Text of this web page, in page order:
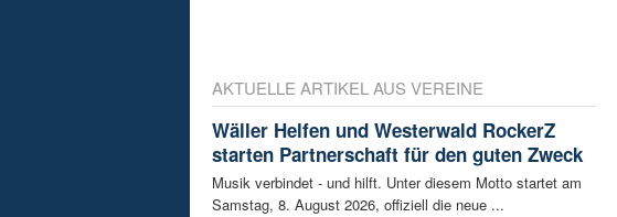
AKTUELLE ARTIKEL AUS VEREINE
Wäller Helfen und Westerwald RockerZ
starten Partnerschaft für den guten Zweck
Musik verbindet - und hilft. Unter diesem Motto startet am
Samstag, 8. August 2026, offiziell die neue ...